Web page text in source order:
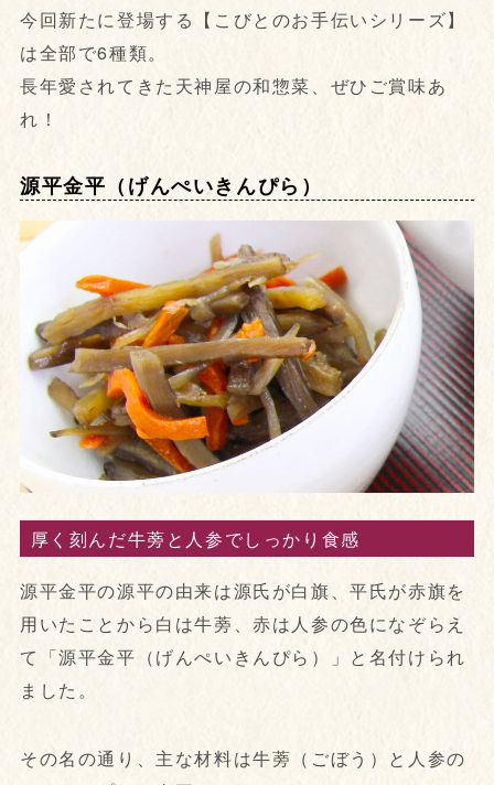
今回新たに登場する【こびとのお手伝いシリーズ】
は全部で6種類。
長年愛されてきた天神屋の和惣菜、ぜひご賞味あ
れ！
源平金平（げんぺいきんぴら）
厚く刻んだ牛蒡と人参でしっかり食感
源平金平の源平の由来は源氏が白旗、平氏が赤旗を
用いたことから白は牛蒡、赤は人参の色になぞらえ
て「源平金平（げんぺいきんぴら）」と名付けられ
ました。
その名の通り、主な材料は牛蒡（ごぼう）と人参の